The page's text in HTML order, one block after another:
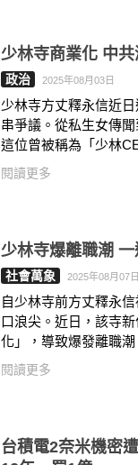
少林寺商業化 中
政治 2025年08月03日
少林寺方丈釋永信近
串爭議。從私生女傳
這位曾被稱為「少林
閱讀更多
少林寺爆離職潮
社會萬象 2025年08月07日
自少林寺前方丈釋永
口浪尖。近日，該寺
化」，導致爆發離職
閱讀更多
台積電2奈米機密